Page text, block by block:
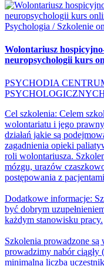
Psychologia / Szkolenie
Wolontariusz
neuropsychologii kurs
PSYCHODIA
Cel szkolenia: Celem
wolontariatu i jego
działań jakie są
zagadnienia opieki
roli wolontariusza.
mózgu, urazów
postępowania z
Dodatkowe informacje:
być dobrym
każdym stanowisku pracy.
Szkolenia prowadzone
prowadzimy nabór ciągły
minimalna liczba